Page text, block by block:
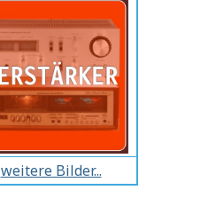
weitere Bilder...